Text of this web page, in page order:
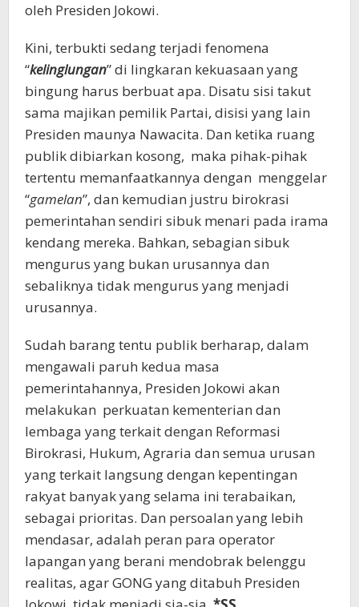
oleh Presiden Jokowi.
Kini, terbukti sedang terjadi fenomena
“kelinglungan” di lingkaran kekuasaan yang
bingung harus berbuat apa. Disatu sisi takut
sama majikan pemilik Partai, disisi yang lain
Presiden maunya Nawacita. Dan ketika ruang
publik dibiarkan kosong, maka pihak-pihak
tertentu memanfaatkannya dengan menggelar
“gamelan”, dan kemudian justru birokrasi
pemerintahan sendiri sibuk menari pada irama
kendang mereka. Bahkan, sebagian sibuk
mengurus yang bukan urusannya dan
sebaliknya tidak mengurus yang menjadi
urusannya.
Sudah barang tentu publik berharap, dalam
mengawali paruh kedua masa
pemerintahannya, Presiden Jokowi akan
melakukan perkuatan kementerian dan
lembaga yang terkait dengan Reformasi
Birokrasi, Hukum, Agraria dan semua urusan
yang terkait langsung dengan kepentingan
rakyat banyak yang selama ini terabaikan,
sebagai prioritas. Dan persoalan yang lebih
mendasar, adalah peran para operator
lapangan yang berani mendobrak belenggu
realitas, agar GONG yang ditabuh Presiden